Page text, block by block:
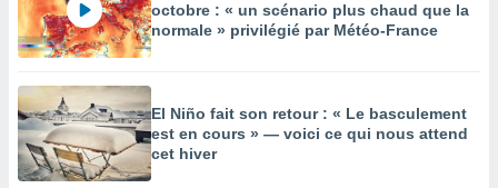
octobre : « un scénario plus chaud que la
normale » privilégié par Météo-France
El Niño fait son retour : « Le basculement
est en cours » — voici ce qui nous attend
cet hiver